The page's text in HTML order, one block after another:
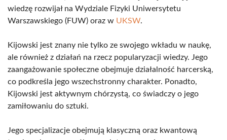
wiedzę rozwijał na Wydziale Fizyki Uniwersytetu
Warszawskiego (FUW) oraz w UKSW.
Kijowski jest znany nie tylko ze swojego wkładu w naukę,
ale również z działań na rzecz popularyzacji wiedzy. Jego
zaangażowanie społeczne obejmuje działalność harcerską,
co podkreśla jego wszechstronny charakter. Ponadto,
Kijowski jest aktywnym chórzystą, co świadczy o jego
zamiłowaniu do sztuki.
Jego specjalizacje obejmują klasyczną oraz kwantową